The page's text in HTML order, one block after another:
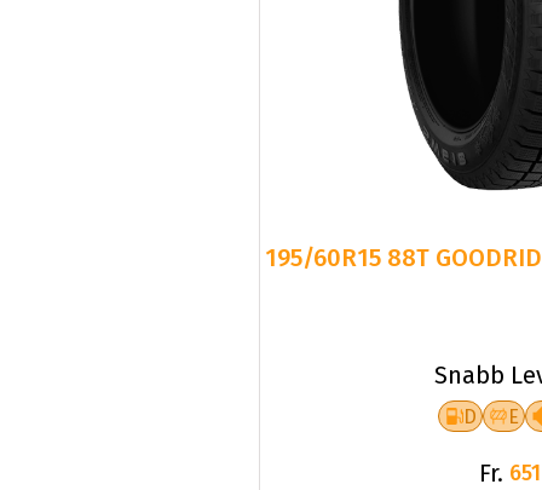
195/60R15 88T
Snabb
D E
Fr.